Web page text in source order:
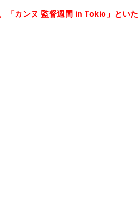
「カンヌ 監督週間 in Tokio」といた